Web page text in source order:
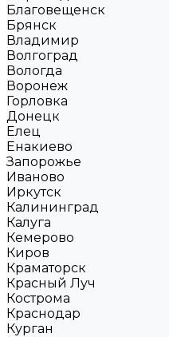
Благовещенск
Брянск
Владимир
Волгоград
Вологда
Воронеж
Горловка
Донецк
Елец
Енакиево
Запорожье
Иваново
Иркутск
Калининград
Калуга
Кемерово
Киров
Краматорск
Красный Луч
Кострома
Краснодар
Курган